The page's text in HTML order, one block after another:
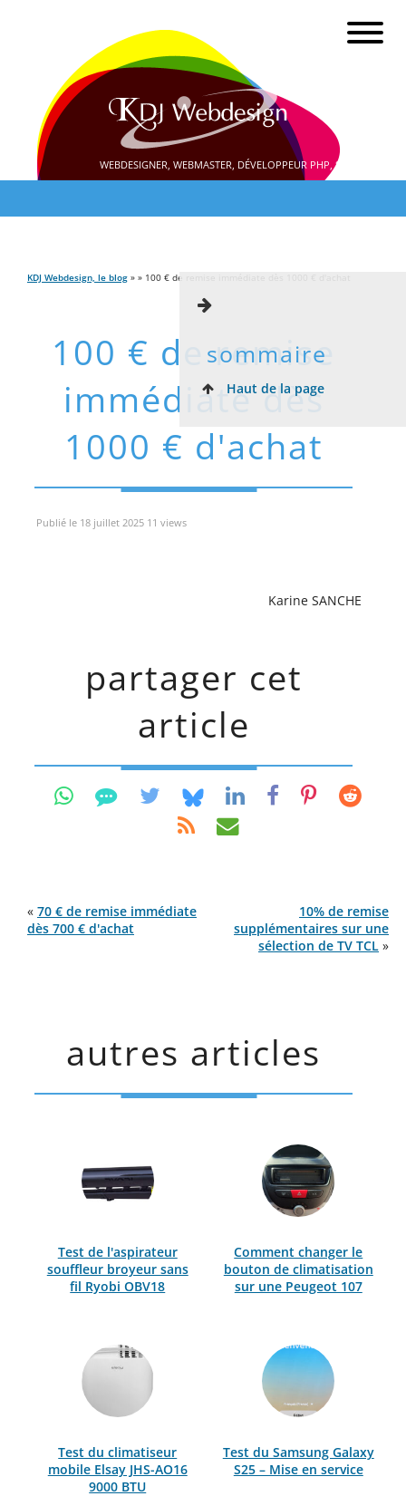
WEBDESIGNER, WEBMASTER, DÉVELOPPEUR PHP, SEO
KDJ Webdesign, le blog » » 100 € de remise immédiate dès 1000 € d'achat
100 € de remise
immédiate dès
1000 € d'achat
sommaire
Haut de la page
Publié le 18 juillet 2025 11 views
Karine SANCHE
partager cet
article
« 70 € de remise immédiate
dès 700 € d'achat
10% de remise
supplémentaires sur une
sélection de TV TCL »
autres articles
Test de l'aspirateur
souffleur broyeur sans
fil Ryobi OBV18
Comment changer le
bouton de climatisation
sur une Peugeot 107
Test du climatiseur
mobile Elsay JHS-AO16
9000 BTU
Test du Samsung Galaxy
S25 – Mise en service